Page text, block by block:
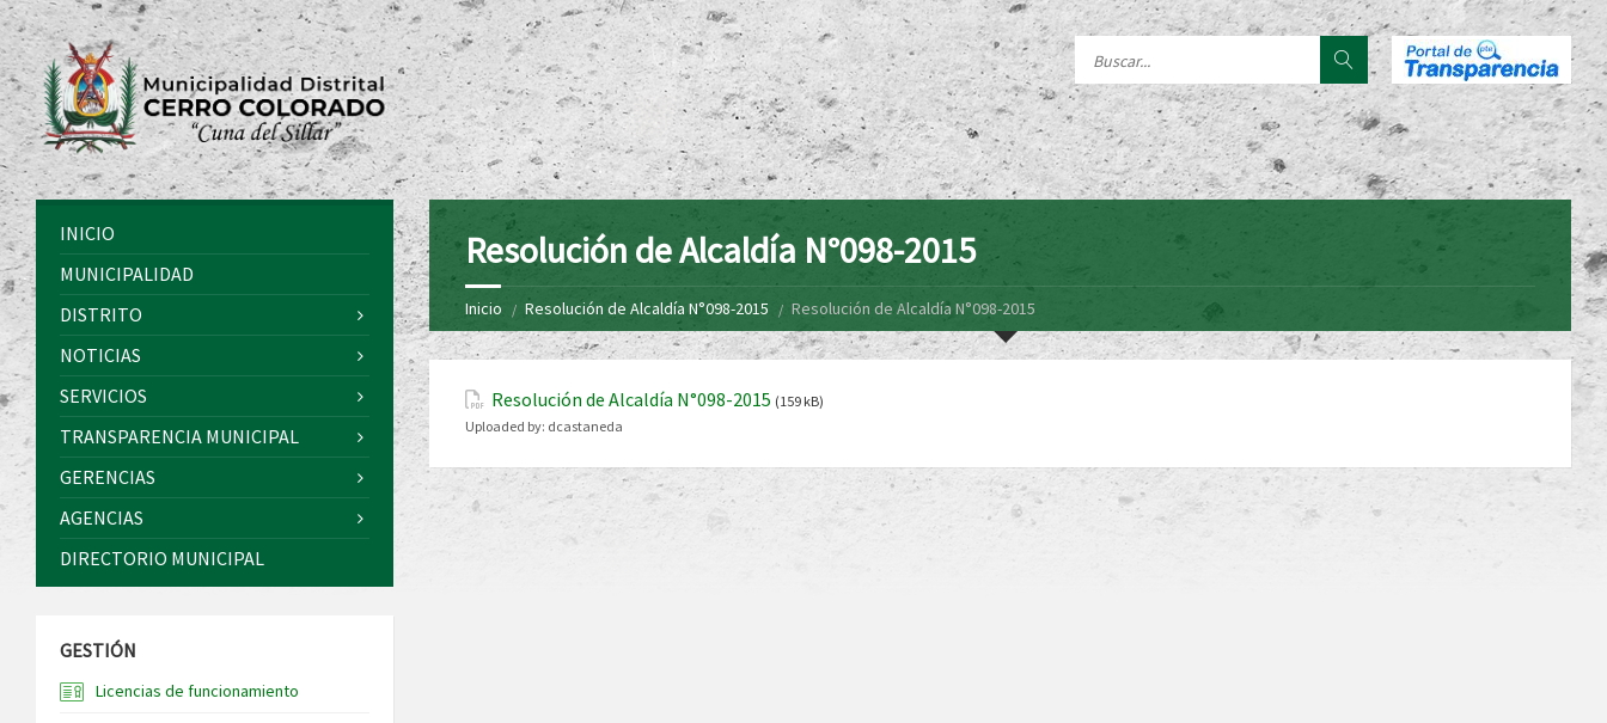
Resolución de Alcaldía N°098-2015
Inicio Resolución de Alcaldía N°098-2015 Resolución de Alcaldía N°098-2015
Resolución de Alcaldía N°098-2015 (159 kB)
Uploaded by: dcastaneda
INICIO
MUNICIPALIDAD
DISTRITO
NOTICIAS
SERVICIOS
TRANSPARENCIA MUNICIPAL
GERENCIAS
AGENCIAS
DIRECTORIO MUNICIPAL
GESTIÓN
Licencias de funcionamiento